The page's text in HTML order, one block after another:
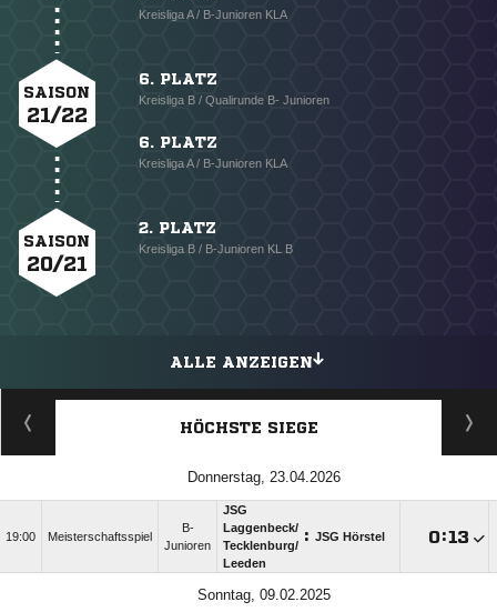
Kreisliga A / B-Junioren KLA
SAISON
21/22
6. PLATZ
Kreisliga B / Qualirunde B- Junioren
6. PLATZ
Kreisliga A / B-Junioren KLA
SAISON
20/21
2. PLATZ
Kreisliga B / B-Junioren KL B
ALLE ANZEIGEN
HÖCHSTE SIEGE
Donnerstag, 23.04.2026
19:00 Meisterschaftsspiel
B-
Junioren
JSG
Laggenbeck/​
Tecklenburg/​
Leeden
: JSG Hörstel :
Sonntag, 09.02.2025